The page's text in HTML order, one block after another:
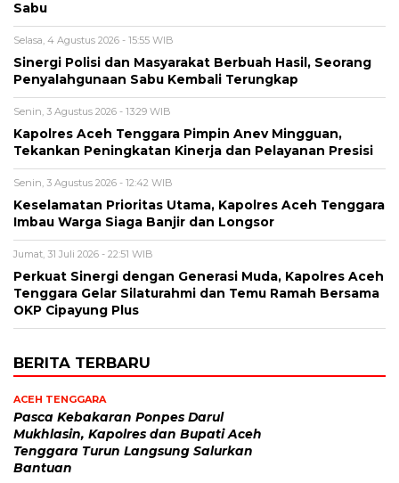
Sabu
Selasa, 4 Agustus 2026 - 15:55 WIB
Sinergi Polisi dan Masyarakat Berbuah Hasil, Seorang
Penyalahgunaan Sabu Kembali Terungkap
Senin, 3 Agustus 2026 - 13:29 WIB
Kapolres Aceh Tenggara Pimpin Anev Mingguan,
Tekankan Peningkatan Kinerja dan Pelayanan Presisi
Senin, 3 Agustus 2026 - 12:42 WIB
Keselamatan Prioritas Utama, Kapolres Aceh Tenggara
Imbau Warga Siaga Banjir dan Longsor
Jumat, 31 Juli 2026 - 22:51 WIB
Perkuat Sinergi dengan Generasi Muda, Kapolres Aceh
Tenggara Gelar Silaturahmi dan Temu Ramah Bersama
OKP Cipayung Plus
BERITA TERBARU
ACEH TENGGARA
Pasca Kebakaran Ponpes Darul
Mukhlasin, Kapolres dan Bupati Aceh
Tenggara Turun Langsung Salurkan
Bantuan